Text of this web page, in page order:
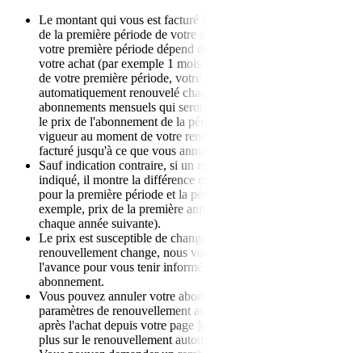
Le montant qui vous est facturé à l'achat correspond au prix
de la première période de votre abonnement. La durée de
votre première période dépend de la sélection effectuée lors de
votre achat (par exemple 1 mois ou 1 an). Après l'expiration
de votre première période, votre abonnement sera
automatiquement renouvelé chaque année (à l'exception des
abonnements mensuels qui seront renouvelés tous les mois) et
le prix de l'abonnement de la période de renouvellement (en
vigueur au moment de votre renouvellement) vous sera
facturé jusqu'à ce que vous annuliez.​
Sauf indication contraire, si un montant de réduction est
indiqué, il montre la différence entre le prix d'abonnement
pour la première période et la période de renouvellement (par
exemple, prix de la première année par rapport au prix de
chaque année suivante).
Le prix est susceptible de changer. Si le prix de
renouvellement change, nous vous enverrons un e-mail à
l'avance pour vous tenir informé de l'évolution de votre
abonnement.
Vous pouvez annuler votre abonnement ou modifier vos
paramètres de renouvellement automatique à tout moment
après l'achat depuis votre page
plus sur le renouvellement automatique,